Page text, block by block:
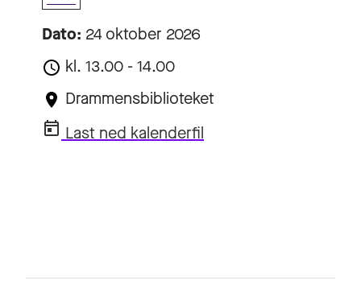
Dato: 24 oktober 2026
kl. 13.00 - 14.00
Drammensbiblioteket
Last ned kalenderfil